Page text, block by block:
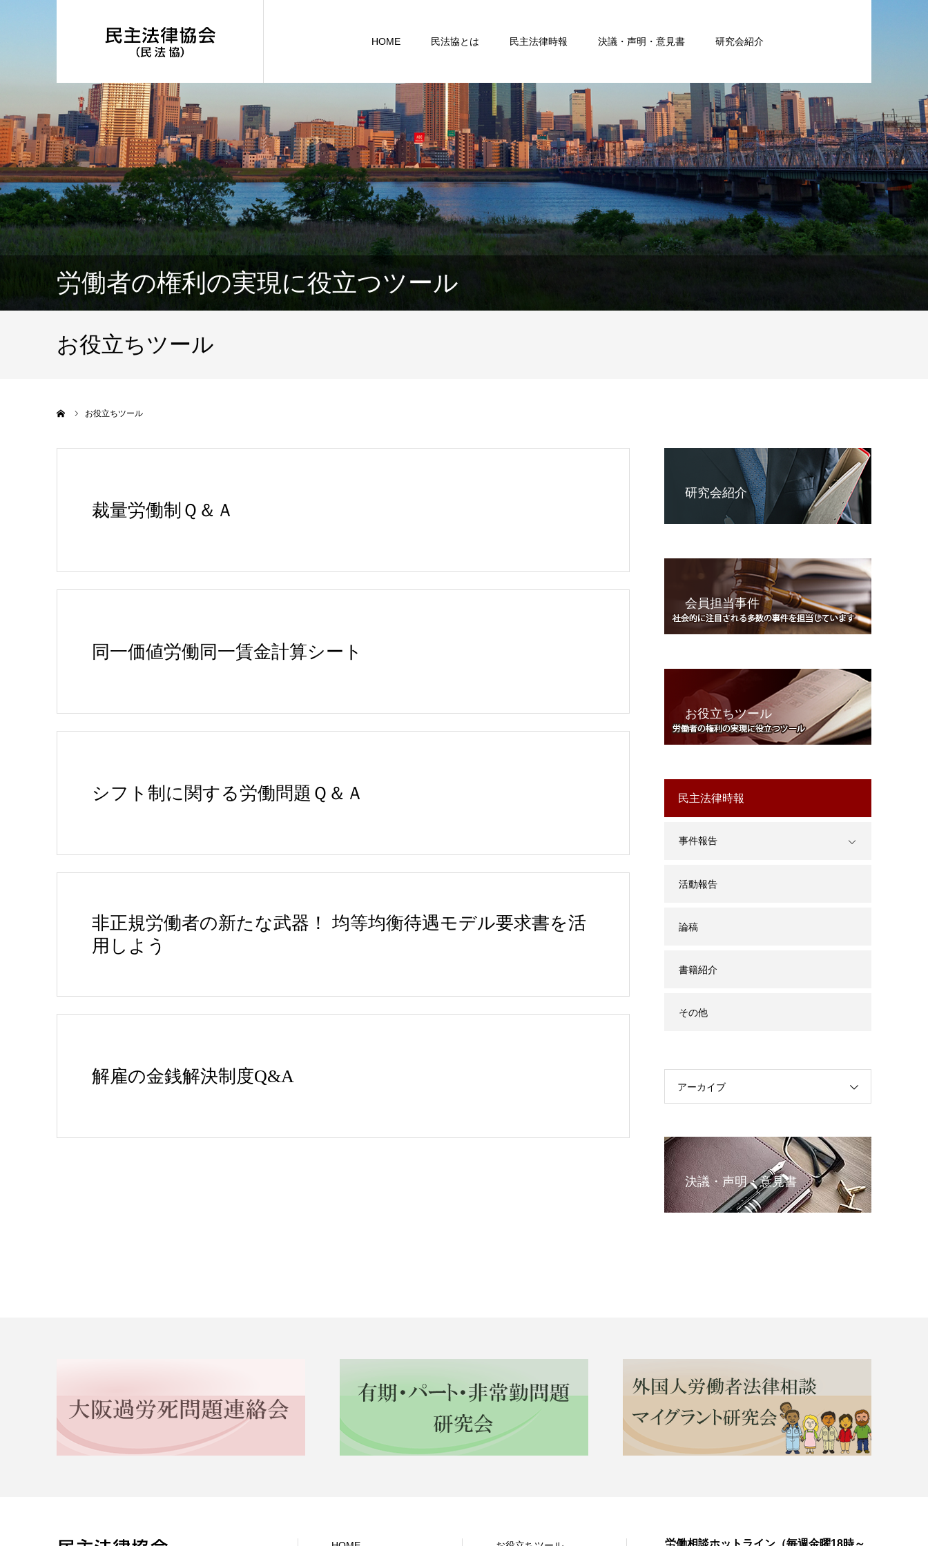
HOME 民法協とは 民主法律時報 決議・声明・意見書 研究会紹介
労働者の権利の実現に役立つツール
お役立ちツール
お役立ちツール
裁量労働制Ｑ＆Ａ
同一価値労働同一賃金計算シート
シフト制に関する労働問題Ｑ＆Ａ
非正規労働者の新たな武器！ 均等均衡待遇モデル要求書を活
用しよう
解雇の金銭解決制度Q&A
研究会紹介
会員担当事件
お役立ちツール
民主法律時報
事件報告
活動報告
論稿
書籍紹介
その他
アーカイブ
決議・声明・意見書
労働相談ホットライン（毎週金曜18時～